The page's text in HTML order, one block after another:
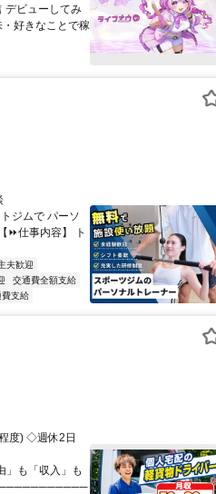
デビューしてみ
好きなことで稼
ジムで パーソ
仕事内容】 ト
夫歓迎
交通費全額支給
費支給
度) ◇週休2日
」も「収入」も